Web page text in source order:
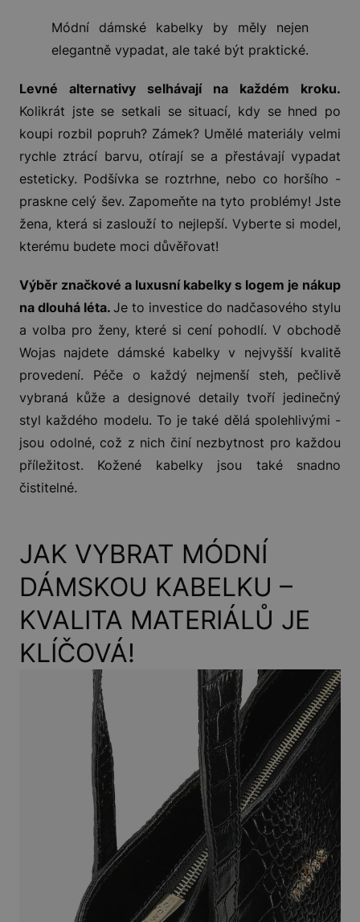
Módní dámské kabelky by měly nejen
elegantně vypadat, ale také být praktické.
Levné alternativy selhávají na každém kroku.
Kolikrát jste se setkali se situací, kdy se hned po
koupi rozbil popruh? Zámek? Umělé materiály velmi
rychle ztrácí barvu, otírají se a přestávají vypadat
esteticky. Podšívka se roztrhne, nebo co horšího -
praskne celý šev. Zapomeňte na tyto problémy! Jste
žena, která si zaslouží to nejlepší. Vyberte si model,
kterému budete moci důvěřovat!
Výběr značkové a luxusní kabelky s logem je nákup
na dlouhá léta. Je to investice do nadčasového stylu
a volba pro ženy, které si cení pohodlí. V obchodě
Wojas najdete dámské kabelky v nejvyšší kvalitě
provedení. Péče o každý nejmenší steh, pečlivě
vybraná kůže a designové detaily tvoří jedinečný
styl každého modelu. To je také dělá spolehlivými -
jsou odolné, což z nich činí nezbytnost pro každou
příležitost. Kožené kabelky jsou také snadno
čistitelné.
JAK VYBRAT MÓDNÍ
DÁMSKOU KABELKU –
KVALITA MATERIÁLŮ JE
KLÍČOVÁ!